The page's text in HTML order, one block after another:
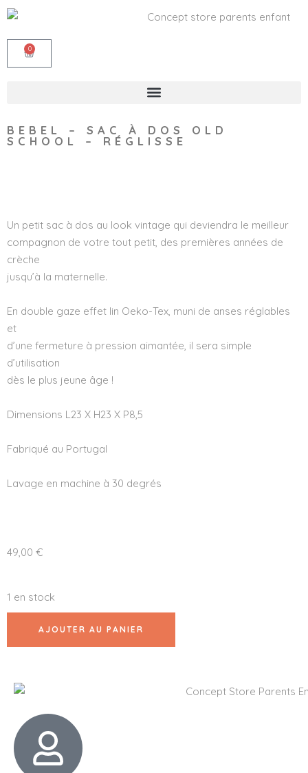
0
BEBEL – SAC À DOS OLD
SCHOOL – RÉGLISSE
Un petit sac à dos au look vintage qui deviendra le meilleur
compagnon de votre tout petit, des premières années de
crèche
jusqu’à la maternelle.
En double gaze effet lin Oeko-Tex, muni de anses réglables
et
d’une fermeture à pression aimantée, il sera simple
d’utilisation
dès le plus jeune âge !
Dimensions L23 X H23 X P8,5
Fabriqué au Portugal
Lavage en machine à 30 degrés
49,00 €
1 en stock
AJOUTER AU PANIER